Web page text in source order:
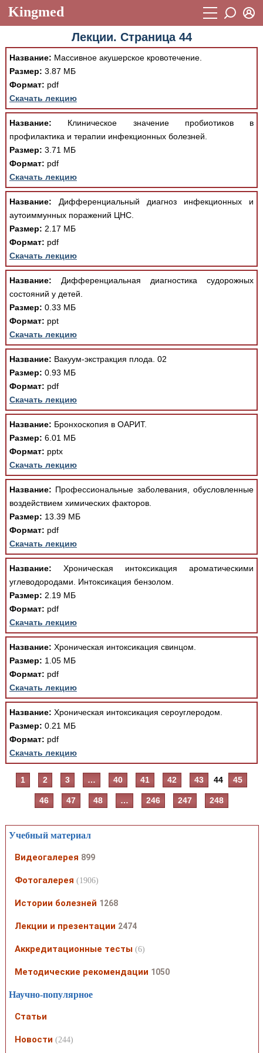
Kingmed
Учебный материал
Видеогалерея 899
Фотогалерея
Истории болезней 1268
Лекции и презентации 2474
Аккредитационные тесты
Методические рекомендации
Научно-популярное
Статьи
Новости (244)
Медицинская стандартизация
Нормативы экстренной и неотложной помощи
Нормы лабораторных и инструментальных
исследований
Обратная связь
Добавить материал
FAQ
Логин (E-mail):
Пароль
Восстановить пароль
Регистрация
Лекции. Страница 44
Название: Массивное акушерское кровотечение.
Размер: 3.87 МБ
Формат: pdf
Скачать лекцию
Название: Клиническое значение пробиотиков в
профилактика и терапии инфекционных болезней.
Размер: 3.71 МБ
Формат: pdf
Скачать лекцию
Название: Дифференциальный диагноз инфекционных и
аутоиммунных поражений ЦНС.
Размер: 2.17 МБ
Формат: pdf
Скачать лекцию
Название: Дифференциальная диагностика судорожных
состояний у детей.
Размер: 0.33 МБ
Формат: ppt
Скачать лекцию
Название: Вакуум-экстракция плода. 02
Размер: 0.93 МБ
Формат: pdf
Скачать лекцию
Название: Бронхоскопия в ОАРИТ.
Размер: 6.01 МБ
Формат: pptx
Скачать лекцию
Название: Профессиональные заболевания, обусловленные
воздействием химических факторов.
Размер: 13.39 МБ
Формат: pdf
Скачать лекцию
Название: Хроническая интоксикация ароматическими
углеводородами. Интоксикация бензолом.
Размер: 2.19 МБ
Формат: pdf
Скачать лекцию
Название: Хроническая интоксикация свинцом.
Размер: 1.05 МБ
Формат: pdf
Скачать лекцию
Название: Хроническая интоксикация сероуглеродом.
Размер: 0.21 МБ
Формат: pdf
Скачать лекцию
1 2 3 … 40 41 42 43 44 45
46 47 48 … 246 247 248
Учебный материал
Видеогалерея 899
Фотогалерея (1906)
Истории болезней 1268
Лекции и презентации 2474
Аккредитационные тесты (6)
Методические рекомендации 1050
Научно-популярное
Статьи
Новости (244)